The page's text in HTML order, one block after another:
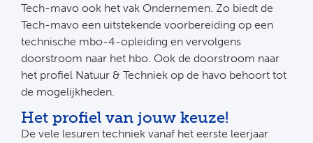
Tech-mavo ook het vak Ondernemen. Zo biedt de
Tech-mavo een uitstekende voorbereiding op een
technische mbo-4-opleiding en vervolgens
doorstroom naar het hbo. Ook de doorstroom naar
het profiel Natuur & Techniek op de havo behoort tot
de mogelijkheden.
Het profiel van jouw keuze!
De vele lesuren techniek vanaf het eerste leerjaar